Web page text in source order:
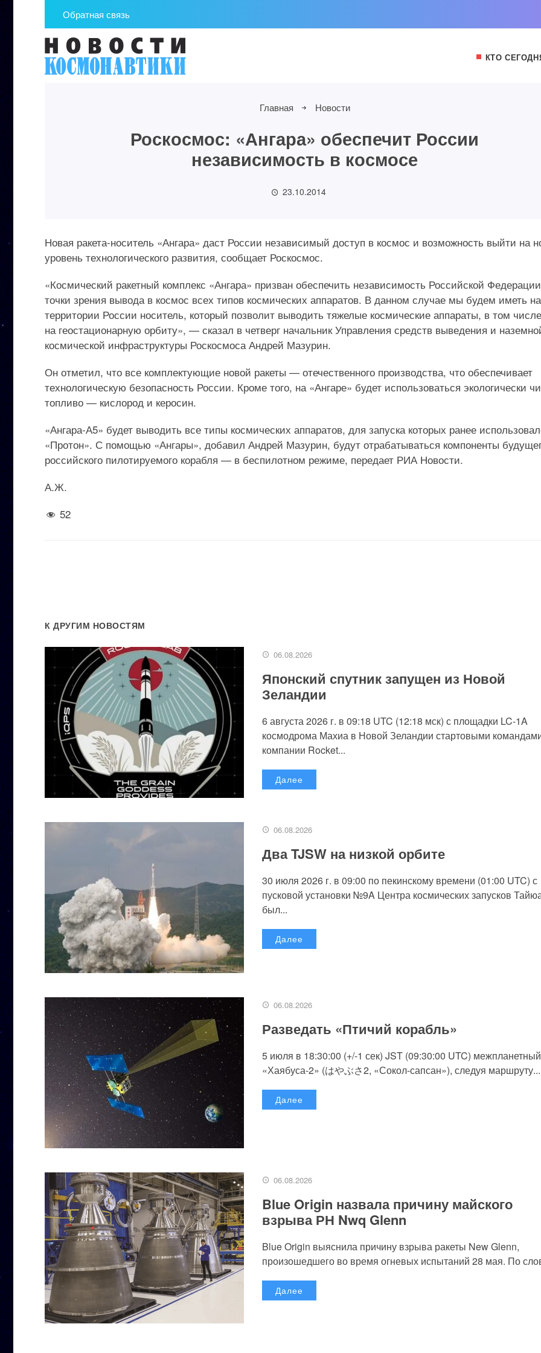
Обратная связь
КТО
Главная Новости
Роскосмос: «Ангара» обеспечит России
независимость в космосе
23.10.2014
Новая ракета-носитель «Ангара» даст России независимый доступ в космос и возможность выйти на
уровень технологического развития, сообщает Роскосмос.
«Космический ракетный комплекс «Ангара» призван обеспечить независимость Российской
точки зрения вывода в космос всех типов космических аппаратов. В данном случае мы будем иметь на
территории России носитель, который позволит выводить тяжелые космические аппараты, в том
на геостационарную орбиту», — сказал в четверг начальник Управления средств выведения и
космической инфраструктуры Роскосмоса Андрей Мазурин.
Он отметил, что все комплектующие новой ракеты — отечественного производства, что обеспечивает
технологическую безопасность России. Кроме того, на «Ангаре» будет использоваться экологически
топливо — кислород и керосин.
«Ангара-А5» будет выводить все типы космических аппаратов, для запуска которых ранее
«Протон». С помощью «Ангары», добавил Андрей Мазурин, будут отрабатываться компоненты
российского пилотируемого корабля — в беспилотном режиме, передает РИА Новости.
А.Ж.
52
К ДРУГИМ НОВОСТЯМ
06.08.2026
Японский спутник запущен из Новой
Зеландии
6 августа 2026 г. в 09:18 UTC (12:18 мск) с площадки LC-1A
космодрома Махиа в Новой Зеландии стартовыми
компании Rocket...
Далее
06.08.2026
Два TJSW на низкой орбите
30 июля 2026 г. в 09:00 по пекинскому времени (01:00 UTC) с
пусковой установки №9A Центра космических запусков
был...
Далее
06.08.2026
Разведать «Птичий корабль»
5 июля в 18:30:00 (+/-1 сек) JST (09:30:00 UTC)
«Хаябуса-2» (はやぶさ2, «Сокол-сапсан»), следуя маршруту...
Далее
06.08.2026
Blue Origin назвала причину майского
взрыва РН Nwq Glenn
Blue Origin выяснила причину взрыва ракеты New Glenn,
произошедшего во время огневых испытаний 28 мая. По
Далее